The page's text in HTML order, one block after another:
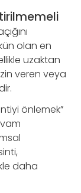
olan en
uzaktan
veren veya
önlemek”
daha